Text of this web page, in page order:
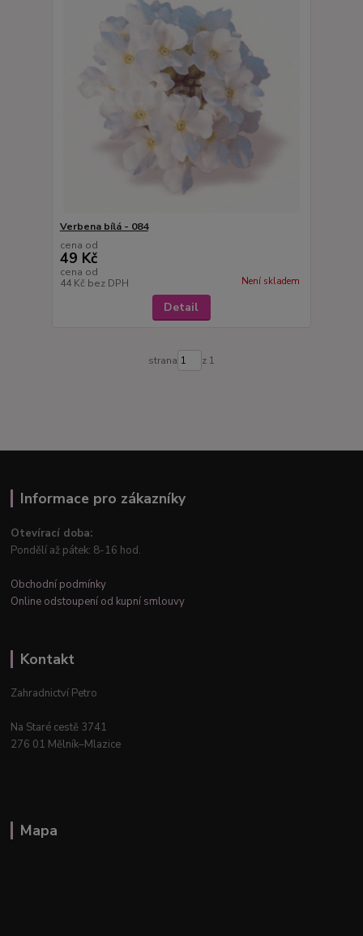
Verbena bílá - 084
cena od
49 Kč
cena od
44 Kč bez DPH Není skladem
Detail
strana z 1
Informace pro zákazníky
Otevírací doba:
Pondělí až pátek: 8-16 hod.
Obchodní podmínky
Online odstoupení od kupní smlouvy
Kontakt
Zahradnictví Petro
Na Staré cestě 3741
276 01 Mělník–Mlazice
Mapa